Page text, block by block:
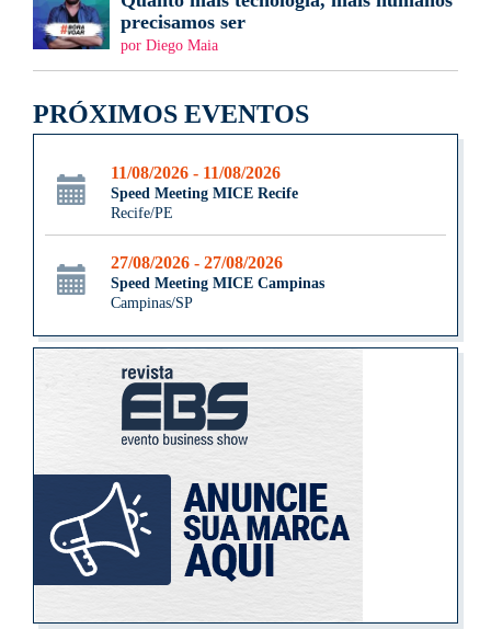
precisamos ser
por Diego Maia
PRÓXIMOS EVENTOS
11/08/2026 - 11/08/2026
Speed Meeting MICE Recife
Recife/PE
27/08/2026 - 27/08/2026
Speed Meeting MICE Campinas
Campinas/SP